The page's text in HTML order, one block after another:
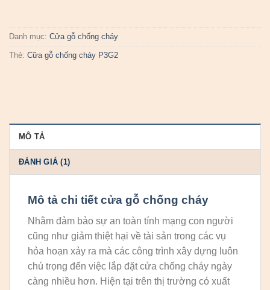
Danh mục: Cửa gỗ chống cháy
Thẻ: Cữa gỗ chống cháy P3G2
MÔ TẢ
ĐÁNH GIÁ (1)
Mô tả chi tiết cửa gỗ chống cháy
Nhằm đảm bảo sự an toàn tính mạng con người
cũng như giảm thiệt hại về tài sản trong các vụ
hỏa hoạn xảy ra mà các công trình xây dựng luôn
chú trọng đến việc lắp đặt cửa chống cháy ngày
càng nhiều hơn. Hiện tại trên thị trường có xuất